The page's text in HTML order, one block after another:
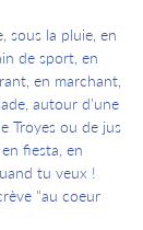
sous la pluie, en
de sport, en
en marchant,
autour d'une
Troyes ou de jus
fiesta, en
tu veux !
"au coeur